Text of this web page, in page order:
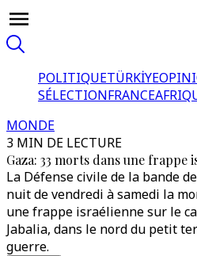
POLITIQUETÜRKİYE
SÉLECTIONFRANCE
MONDE
3 MIN DE LECTURE
Gaza: 33 morts dans une frappe
La Défense civile de la bande
nuit de vendredi à samedi la
une frappe israélienne sur le
Jabalia, dans le nord du petit
guerre.